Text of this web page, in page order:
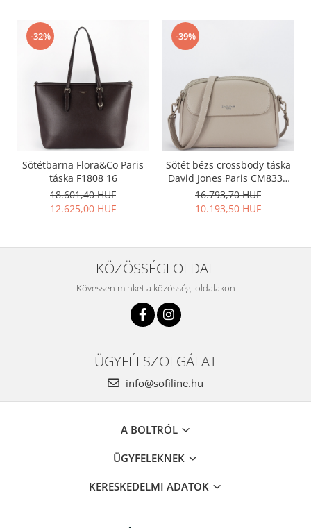
-32%
Sötétbarna Flora&Co Paris
táska F1808 16
18.601,40 HUF
12.625,00 HUF
-39%
Sötét bézs crossbody táska
David Jones Paris CM8330
15
16.793,70 HUF
10.193,50 HUF
KÖZÖSSÉGI OLDAL
Kövessen minket a közösségi oldalakon
ÜGYFÉLSZOLGÁLAT
info@sofiline.hu
A BOLTRÓL
ÜGYFELEKNEK
KERESKEDELMI ADATOK